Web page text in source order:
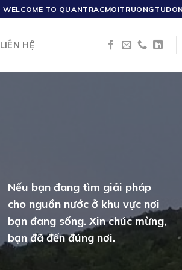
WELCOME TO
LIÊN HỆ
Nếu bạn đang tìm giải pháp
cho nguồn nước ở khu vực nơi
bạn đang sống. Xin chúc mừng,
bạn đã đến đúng nơi.